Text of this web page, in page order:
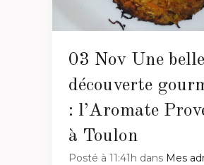
03 Nov Une belle
découverte
: l’Aromate
à Toulon
Posté à 11:41h dans Mes